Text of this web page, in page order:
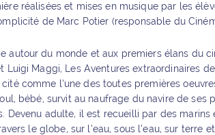
réalisées et mises en musique par les
de Marc Potier (responsable du
autour du monde et aux premiers élans du
Luigi Maggi, Les Aventures extraordinaires
comme l’une des toutes premières
bébé, survit au naufrage du navire de ses
Devenu adulte, il est recueilli par des marins
le globe, sur l’eau, sous l’eau, sur terre